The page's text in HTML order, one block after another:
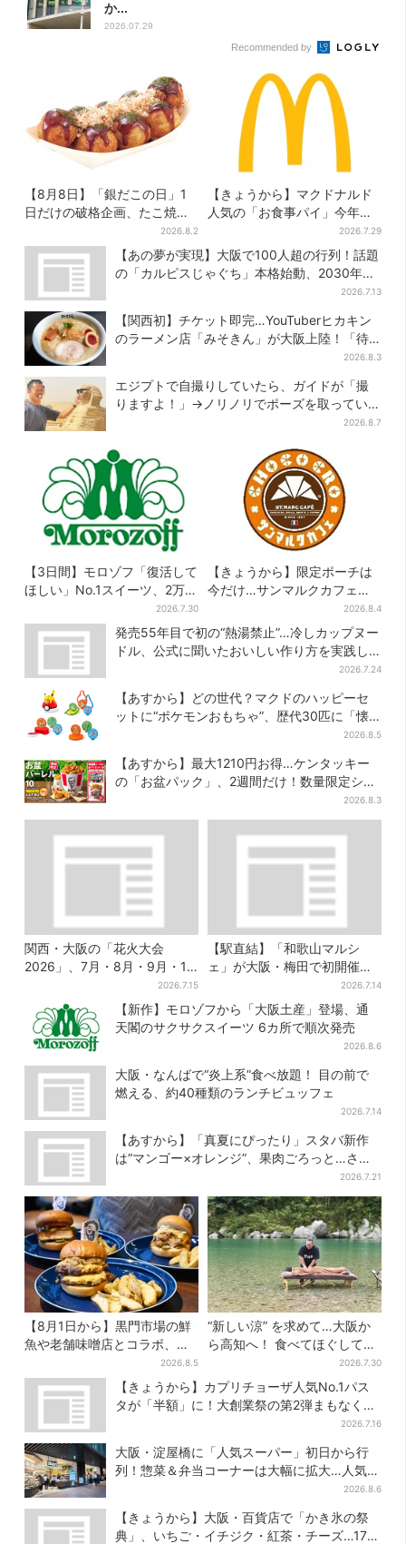
か...
2026.07.29
Recommended by
【8月8日】「銀だこの日」1
日だけの破格企画、たこ焼き1
舟が88円に…先着88名限り
2026.8.2
【きょうから】マクドナルド
人気の「お食事パイ」今年も
登場、熱々とろ～り夏限定メ
ニュー
2026.7.29
【あの夢が実現】大阪で100人超の行列！話題
の「カルピスじゃぐち」本格始動、2030年ま
2026.7.13
【関西初】チケット即完…YouTuberヒカキン
のラーメン店「みそきん」が大阪上陸！「待
2026.8.3
エジプトで自撮りしていたら、ガイドが「撮
りますよ！」→ノリノリでポーズを取っていた
2026.8.7
【3日間】モロゾフ「復活して
ほしい」No.1スイーツ、2万
3865票から選ばれた名作を限
定販売
2026.7.30
【きょうから】限定ポーチは
今だけ…サンマルクカフェ初
の「夏福袋」、実質無料でレ
アグッズが手に入る
2026.8.4
発売55年目で初の“熱湯禁止”…冷しカップヌー
ドル、公式に聞いたおいしい作り方を実践し
2026.7.24
【あすから】どの世代？マクドのハッピーセ
ットに“ポケモンおもちゃ”、歴代30匹に「懐
2026.8.5
【あすから】最大1210円お得…ケンタッキー
の「お盆パック」、2週間だけ！数量限定シー
2026.8.3
関西・大阪の「花火大会
2026」、7月・8月・9月・10
2026.7.15
【駅直結】「和歌山マルシ
ェ」が大阪・梅田で初開催！
桃・シャインマスカット・巨
峰がずらり
2026.7.14
【新作】モロゾフから「大阪土産」登場、通
天閣のサクサクスイーツ 6カ所で順次発売
2026.8.6
大阪・なんばで“炎上系”食べ放題！ 目の前で
燃える、約40種類のランチビュッフェ
2026.7.14
【あすから】「真夏にぴったり」スタバ新作
は“マンゴー×オレンジ”、果肉ごろっと…さっ
2026.7.21
【8月1日から】黒門市場の鮮
魚や老舗味噌店とコラボ、大
阪・なんばのホテルで“地域密
着”の限定バーガー
2026.8.5
“新しい涼” を求めて…大阪か
ら高知へ！ 食べてほぐして
「仁淀ブルー」でととのう体
験旅【2026夏最新版】
2026.7.30
【きょうから】カプリチョーザ人気No.1パス
タが「半額」に！大創業祭の第2弾まもなくス
2026.7.16
大阪・淀屋橋に「人気スーパー」初日から行
列！惣菜＆弁当コーナーは大幅に拡大…人気商
2026.8.6
【きょうから】大阪・百貨店で「かき氷の祭
典」、いちご・イチジク・紅茶・チーズ…17店